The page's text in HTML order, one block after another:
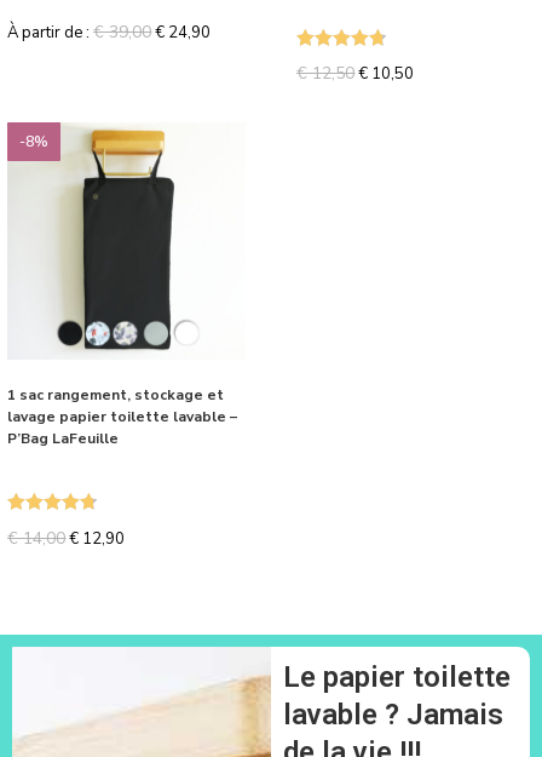
À partir de :€39,00€ 24,90
€12,50€ 10,50
-8%
1 sac rangement, stockage et
lavage papier toilette lavable –
P’Bag LaFeuille
€14,00€ 12,90
Le papier toilette
lavable ? Jamais